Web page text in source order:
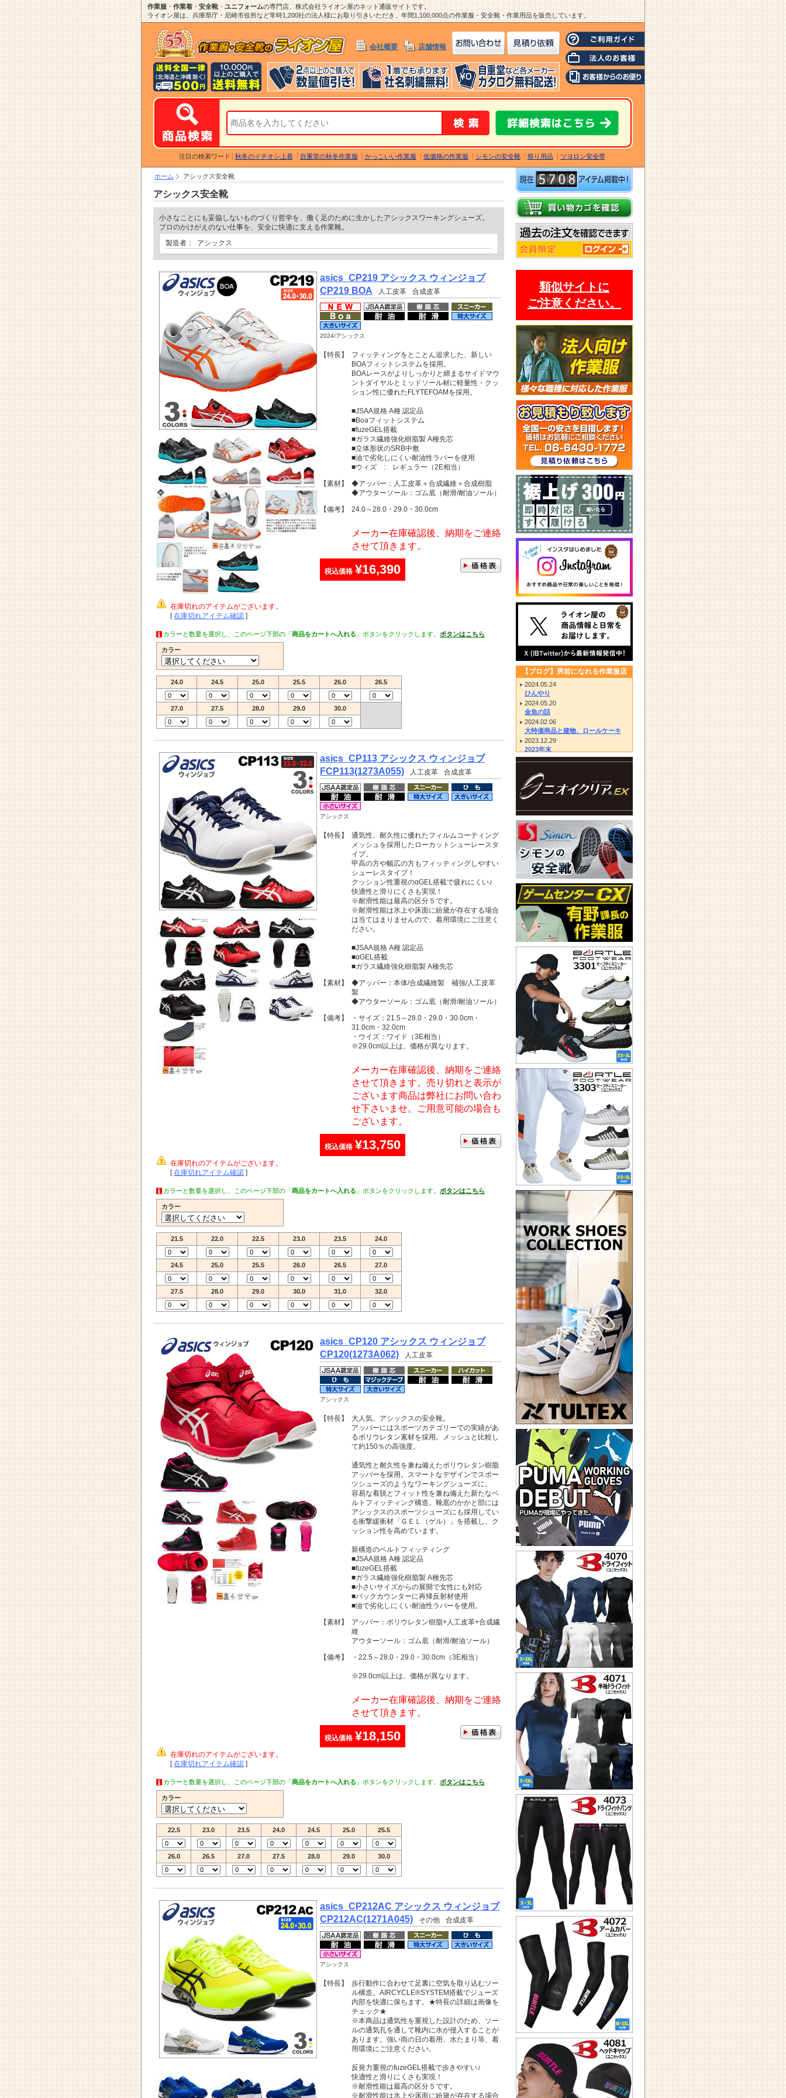
作業服 ・ 作業着 ・ 安全靴・ ユニフォームの専門店、株式会社ライオン屋のネット通販サイトです。
ライオン屋は、兵庫県庁・尼崎市役所など常時1,200社の法人様にお取り引きいただき、年間1,100,000点の作業服・安全靴・作業用品を販売しています。
会社概要 店舗情報
注目の検索ワード 秋冬のイチオシ上着 自重堂の秋冬作業服 かっこいい作業服 低価格の作業服 シモンの安全靴 祭り用品 ツヨロン安全帯
ホーム アシックス安全靴
アシックス安全靴
小さなことにも妥協しないものづくり哲学を、働く足のために生かしたアシックスワーキングシューズ。
プロのかけがえのない仕事を、安全に快適に支える作業靴。
製造者：
アシックス
asics_CP219 アシックス ウィンジョブ
CP219 BOA
人工皮革 合成皮革
2024/アシックス
【特長】
フィッティングをとことん追求した、新しい
BOAフィットシステムを採用。
BOAレースがよりしっかりと締まるサイドマウ
ントダイヤルとミッドソール材に軽量性・クッ
ション性に優れたFLYTEFOAMを採用。
■JSAA規格 A種 認定品
■Boaフィットシステム
■fuzeGEL搭載
■ガラス繊維強化樹脂製 A種先芯
■立体形状のSRB中敷
■油で劣化しにくい耐油性ラバーを使用
■ウィズ : レギュラー（2E相当）
【素材】
◆アッパー：人工皮革＋合成繊維＋合成樹脂
◆アウターソール：ゴム底（耐滑/耐油ソール）
【備考】
24.0～28.0・29.0・30.0cm
メーカー在庫確認後、納期をご連絡
させて頂きます。
税込価格 ¥16,390
在庫切れのアイテムがございます。
[在庫切れアイテム確認 ]
カラーと数量を選択し、このページ下部の「商品をカートへ入れる 」ボタンをクリックします。 ボタンはこちら
カラー
24.0 24.5 25.0 25.5 26.0 26.5
27.0 27.5 28.0 29.0 30.0
asics_CP113 アシックス ウィンジョブ
FCP113(1273A055)
人工皮革 合成皮革
アシックス
【特長】
通気性、耐久性に優れたフィルムコーティング
メッシュを採用したローカットシューレースタ
イプ。
甲高の方や幅広の方もフィッティングしやすい
シューレスタイプ！
クッション性重視のαGEL搭載で疲れにくい♪
快適性と滑りにくさも実現！
※耐滑性能は最高の区分５です。
※耐滑性能は氷上や床面に紛黛が存在する場合
は当てはまりませんので、着用環境にご注意く
ださい。
■JSAA規格 A種 認定品
■αGEL搭載
■ガラス繊維強化樹脂製 A種先芯
【素材】
◆アッパー：本体/合成繊維製 補強/人工皮革
製
◆アウターソール：ゴム底（耐滑/耐油ソール）
【備考】
・サイズ：21.5～28.0・29.0・30.0cm・
31.0cm・32.0cm
・ウイズ：ワイド（3E相当）
※29.0cm以上は、価格が異なります。
メーカー在庫確認後、納期をご連絡
させて頂きます。売り切れと表示が
ございます商品は弊社にお問い合わ
せ下さいませ。ご用意可能の場合も
ございます。
税込価格 ¥13,750
在庫切れのアイテムがございます。
[在庫切れアイテム確認 ]
カラーと数量を選択し、このページ下部の「商品をカートへ入れる 」ボタンをクリックします。 ボタンはこちら
カラー
21.5 22.0 22.5 23.0 23.5 24.0
24.5 25.0 25.5 26.0 26.5 27.0
27.5 28.0 29.0 30.0 31.0 32.0
asics_CP120 アシックス ウィンジョブ
CP120(1273A062)
人工皮革
アシックス
【特長】
大人気、アシックスの安全靴。
アッパーにはスポーツカテゴリーでの実績があ
るポリウレタン素材を採用。メッシュと比較し
て約150％の高強度。
通気性と耐久性を兼ね備えたポリウレタン樹脂
アッパーを採用。スマートなデザインでスポー
ツシューズのようなワーキングシューズに。
容易な着脱とフィット性を兼ね備えた新たなベ
ルトフィッティング構造。靴底のかかと部には
アシックスのスポーツシューズにも採用してい
る衝撃緩衝材「ＧＥＬ（ゲル）」を搭載し、ク
ッション性を高めています。
新構造のベルトフィッティング
■JSAA規格 A種 認定品
■fuzeGEL搭載
■ガラス繊維強化樹脂製 A種先芯
■小さいサイズからの展開で女性にも対応
■バックカウンターに再帰反射材使用
■油で劣化しにくい耐油性ラバーを使用。
【素材】
アッパー：ポリウレタン樹脂+人工皮革+合成繊
維
アウターソール：ゴム底（耐滑/耐油ソール）
【備考】
・22.5～28.0・29.0・30.0cm（3E相当）
※29.0cm以上は、価格が異なります。
メーカー在庫確認後、納期をご連絡
させて頂きます。
税込価格 ¥18,150
在庫切れのアイテムがございます。
[在庫切れアイテム確認 ]
カラーと数量を選択し、このページ下部の「商品をカートへ入れる 」ボタンをクリックします。 ボタンはこちら
カラー
22.5 23.0 23.5 24.0 24.5 25.0 25.5
26.0 26.5 27.0 27.5 28.0 29.0 30.0
asics_CP212AC アシックス ウィンジョブ
CP212AC(1271A045)
その他 合成皮革
アシックス
【特長】
歩行動作に合わせて足裏に空気を取り込むソー
ル構造。AIRCYCLE®SYSTEM搭載でジューズ
内部を快適に保ちます。★特長の詳細は画像を
チェック★
※本商品は通気性を重視した設計のため、ソー
ルの通気孔を通して靴内に水が侵入することが
あります。強い雨の日の着用、水たまり等、着
用環境にご注意ください。
反発力重視のfuzeGEL搭載で歩きやすい♪
快適性と滑りにくさも実現！
※耐滑性能は最高の区分５です。
※耐滑性能は氷上や床面に紛黛が存在する場合
類似サイトに
ご注意ください。
【ブログ】男前になれる作業服店
2024.05.24
ひんやり
2024.05.20
金魚の話
2024.02.06
大特価商品と建物、ロールケーキ
2023.12.29
2023年末
2023.12.14